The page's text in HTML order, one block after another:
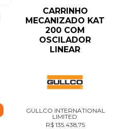
CARRINHO
MECANIZADO KAT
200 COM
OSCILADOR
LINEAR
GULLCO INTERNATIONAL
LIMITED
R$135.438,75